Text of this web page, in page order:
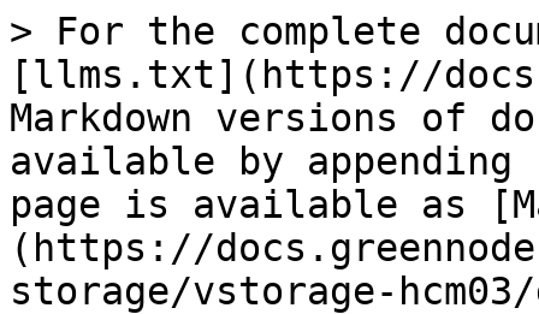
> For the complete
[llms.txt](https://
Markdown versions of
available by
page is available as
(https://
storage/vstorage-